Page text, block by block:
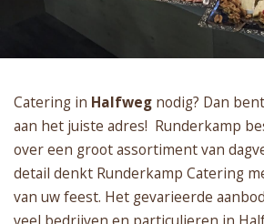
Catering in Halfweg nodig? Dan
aan het juiste adres! Runderkamp
over een groot assortiment van
detail denkt Runderkamp Catering
van uw feest. Het gevarieerde